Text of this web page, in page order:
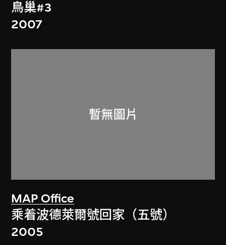
鳥巢#3
2007
MAP Office
乘着波德萊爾號回家（五號）
2005